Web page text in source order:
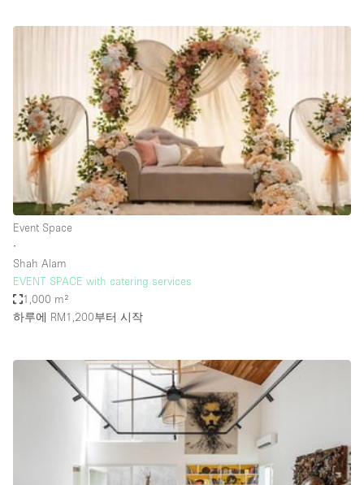
Air Conditioning
Animals Friendly
Bar
Bathroom
Car Display
Concierge
Counters
Electricity
Elevator
Fitting Rooms
Garden
Garment Rack
Ground Floor
Handicap Accessible
Event Space
∙
Shah Alam
EVENT SPACE with catering services
1,000 m²
하루에 RM1,200부터 시작